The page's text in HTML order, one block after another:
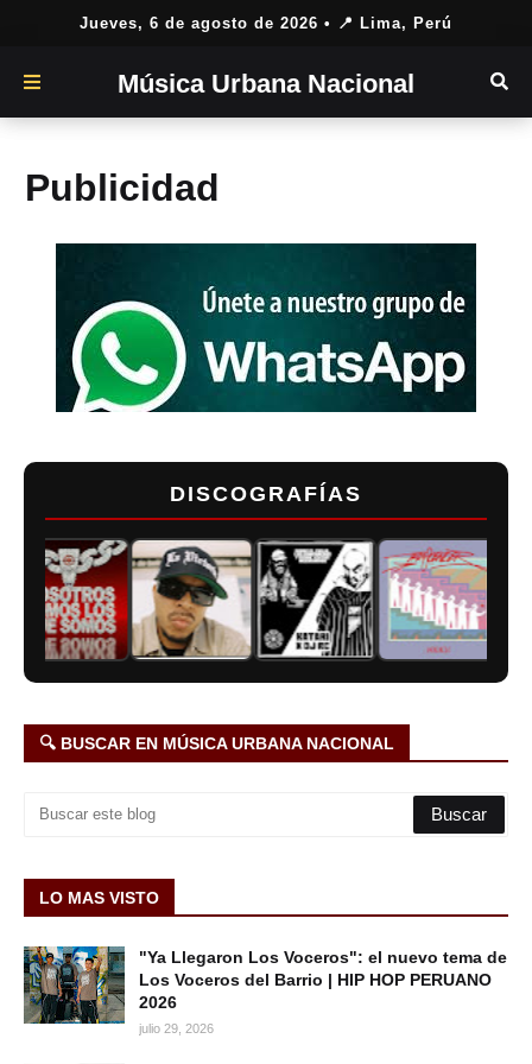
Jueves, 6 de agosto de 2026 • 📍 Lima, Perú
Música Urbana Nacional
Publicidad
DISCOGRAFÍAS
🔍 BUSCAR EN MÚSICA URBANA NACIONAL
LO MAS VISTO
"Ya Llegaron Los Voceros": el nuevo tema de
Los Voceros del Barrio | HIP HOP PERUANO
2026
julio 29, 2026